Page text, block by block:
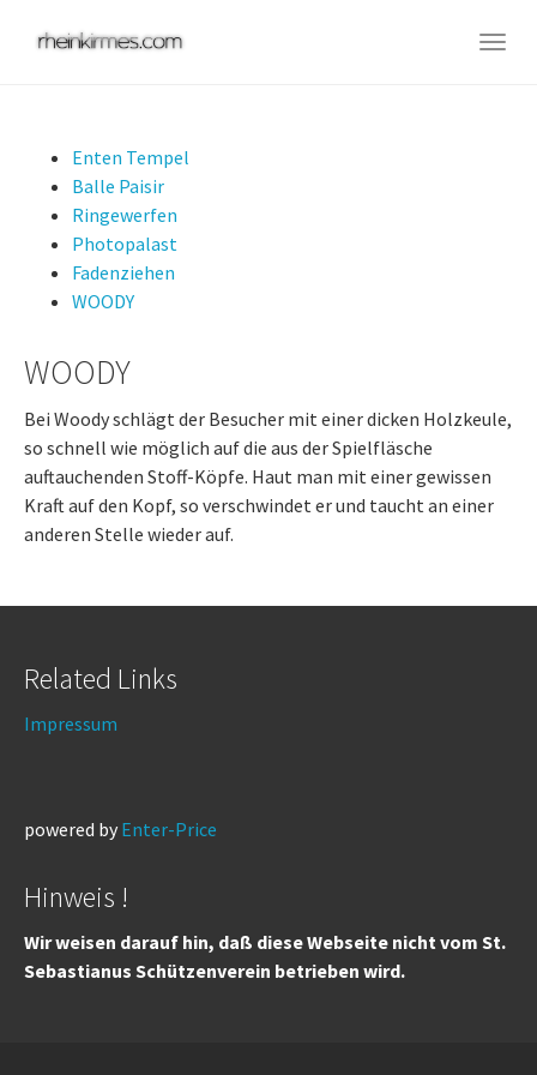
Enten Tempel
Balle Paisir
Ringewerfen
Photopalast
Fadenziehen
WOODY
WOODY
Bei Woody schlägt der Besucher mit einer dicken Holzkeule,
so schnell wie möglich auf die aus der Spielfläsche
auftauchenden Stoff-Köpfe. Haut man mit einer gewissen
Kraft auf den Kopf, so verschwindet er und taucht an einer
anderen Stelle wieder auf.
Related Links
Impressum
powered by Enter-Price
Hinweis !
Wir weisen darauf hin, daß diese Webseite nicht vom St.
Sebastianus Schützenverein betrieben wird.